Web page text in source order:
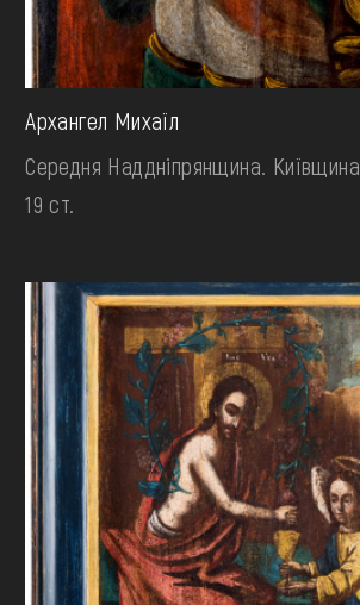
Архангел Михаїл
Середня Наддніпрянщина. Київщина
19 ст.